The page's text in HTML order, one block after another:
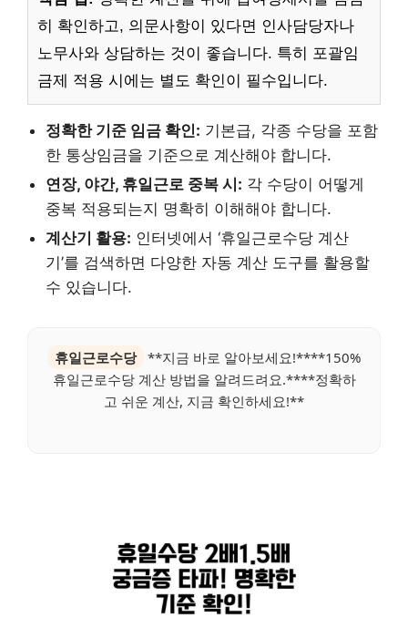
히 확인하고, 의문사항이 있다면 인사담당자나
노무사와 상담하는 것이 좋습니다. 특히 포괄임
금제 적용 시에는 별도 확인이 필수입니다.
정확한 기준 임금 확인: 기본급, 각종 수당을 포함
한 통상임금을 기준으로 계산해야 합니다.
연장, 야간, 휴일근로 중복 시: 각 수당이 어떻게
중복 적용되는지 명확히 이해해야 합니다.
계산기 활용: 인터넷에서 ‘휴일근로수당 계산
기’를 검색하면 다양한 자동 계산 도구를 활용할
수 있습니다.
휴일근로수당 **지금 바로 알아보세요!****150%
휴일근로수당 계산 방법을 알려드려요.****정확하
고 쉬운 계산, 지금 확인하세요!**